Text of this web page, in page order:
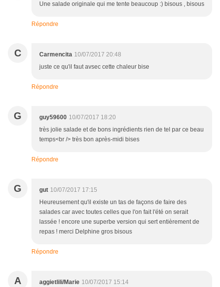
Une salade originale qui me tente beaucoup :) bisous , bisous
Répondre
C Carmencita 10/07/2017 20:48
juste ce qu'il faut avsec cette chaleur bise
Répondre
G guy59600 10/07/2017 18:20
très jolie salade et de bons ingrédients rien de tel par ce beau
temps<br /> très bon après-midi bises
Répondre
G gut 10/07/2017 17:15
Heureusement qu'il existe un tas de façons de faire des
salades car avec toutes celles que l'on fait l'été on serait
lassée ! encore une superbe version qui sert entièrement de
repas ! merci Delphine gros bisous
Répondre
A aggietlili/Marie 10/07/2017 15:14